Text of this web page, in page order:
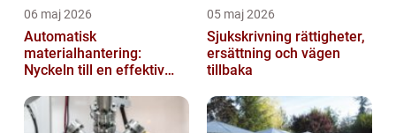
06 maj 2026
Automatisk
materialhantering:
Nyckeln till en effektiv
05 maj 2026
Sjukskrivning rättigheter,
ersättning och vägen
tillbaka